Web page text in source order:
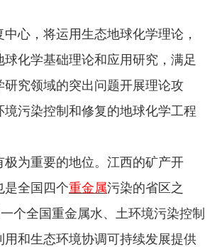
心，将运用生态地球化学理论，
化学基础理论和应用研究，满足
究领域的突出问题开展理论攻
污染控制和修复的地球化学工程
极为重要的地位。江西的矿产开
是全国四个重金属污染的省区之
个全国重金属水、土环境污染控制
和生态环境协调可持续发展提供